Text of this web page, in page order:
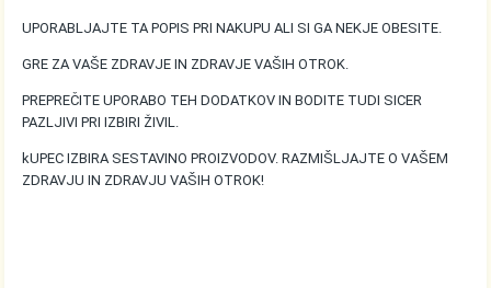
UPORABLJAJTE TA POPIS PRI NAKUPU ALI SI GA NEKJE OBESITE.
GRE ZA VAŠE ZDRAVJE IN ZDRAVJE VAŠIH OTROK.
PREPREČITE UPORABO TEH DODATKOV IN BODITE TUDI SICER
PAZLJIVI PRI IZBIRI ŽIVIL.
kUPEC IZBIRA SESTAVINO PROIZVODOV. RAZMIŠLJAJTE O VAŠEM
ZDRAVJU IN ZDRAVJU VAŠIH OTROK!